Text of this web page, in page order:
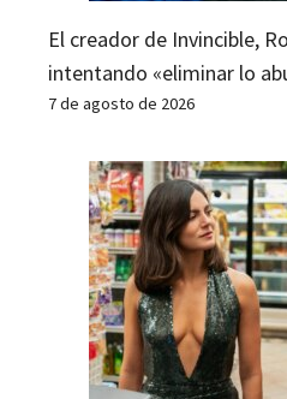
El creador de Invincible,
intentando «eliminar lo
7 de agosto de 2026